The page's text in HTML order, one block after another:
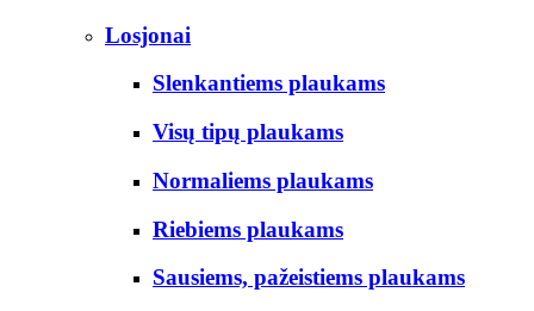
Losjonai
Slenkantiems plaukams
Visų tipų plaukams
Normaliems plaukams
Riebiems plaukams
Sausiems, pažeistiems plaukams